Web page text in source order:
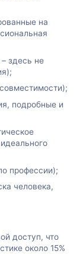
на
здесь не
подробные и
профессии);
человека,
доступ, что
около 15%